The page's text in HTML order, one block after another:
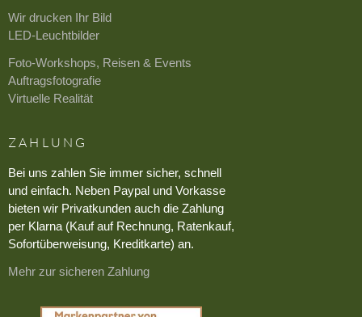
Wir drucken Ihr Bild
LED-Leuchtbilder
Foto-Workshops, Reisen & Events
Auftragsfotografie
Virtuelle Realität
ZAHLUNG
Bei uns zahlen Sie immer sicher, schnell
und einfach. Neben Paypal und Vorkasse
bieten wir Privatkunden auch die Zahlung
per Klarna (Kauf auf Rechnung, Ratenkauf,
Sofortüberweisung, Kreditkarte) an.
Mehr zur sicheren Zahlung